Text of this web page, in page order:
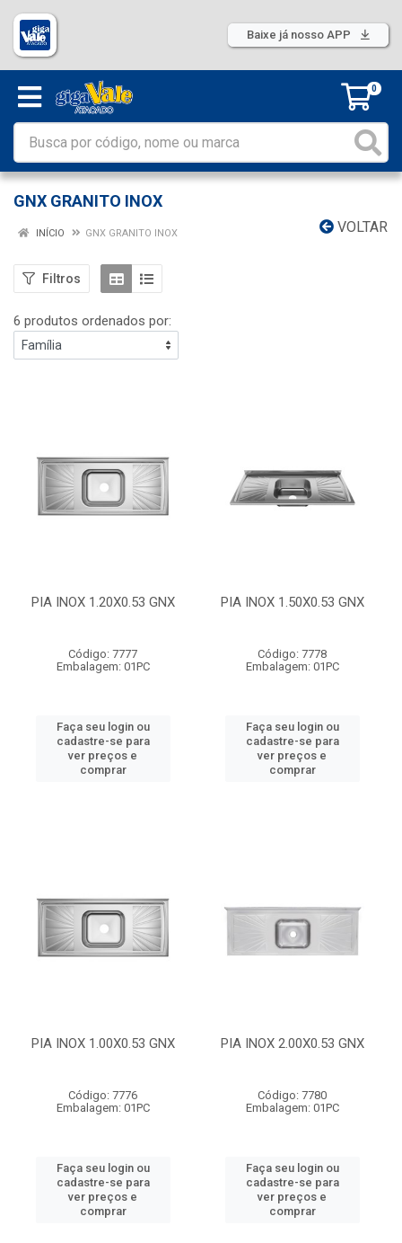
Baixe já nosso APP
0
GNX GRANITO INOX
VOLTAR
INÍCIO GNX GRANITO INOX
Filtros
6 produtos ordenados por:
PIA INOX 1.20X0.53 GNX
Código: 7777
Embalagem: 01PC
Faça seu login ou
cadastre-se para
ver preços e
comprar
PIA INOX 1.50X0.53 GNX
Código: 7778
Embalagem: 01PC
Faça seu login ou
cadastre-se para
ver preços e
comprar
PIA INOX 1.00X0.53 GNX
Código: 7776
Embalagem: 01PC
Faça seu login ou
cadastre-se para
ver preços e
comprar
PIA INOX 2.00X0.53 GNX
Código: 7780
Embalagem: 01PC
Faça seu login ou
cadastre-se para
ver preços e
comprar